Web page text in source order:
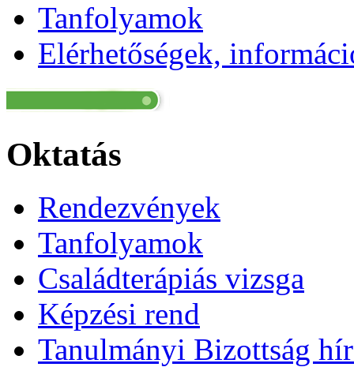
Tanfolyamok
Elérhetőségek,
Oktatás
Rendezvények
Tanfolyamok
Családterápiás vizsga
Képzési rend
Tanulmányi Bizottság